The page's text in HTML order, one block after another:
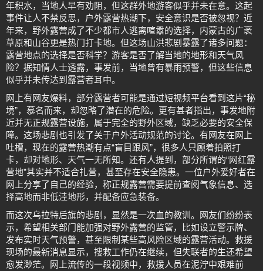
年积水，当地人早有劝阻，但这群外地游客似乎并未在意。这起
事件让人不禁反思，户外露营热潮下，安全意识是否被忽视？近
年来，野外露营成了不少都市人逃离喧嚣的选择，内蒙古的广袤
草原和山谷更是热门打卡地。但这场山洪悲剧暴露了诸多问题：
露营地点的选择是否科学？游客是否了解当地的地形和天气风
险？据知情人士透露，事发前，当地曾有暴雨预警，但这些信息
似乎并未传达到露营者耳中。
网上有网友爆料，部分露营者可能是通过短视频平台看到这片“秘
境”，慕名而来，却忽略了潜在的危险。更有甚者指出，事发地附
近并无正规露营设施，属于完全的野外区域，缺乏必要的安全保
障。这场悲剧也引发了关于户外活动规范的讨论。有网友在网上
吐槽，现在的露营热潮有点“盲目跟风”，很多人只顾着拍照打
卡，却对地形、天气一无所知。还有人提到，部分所谓的“网红露
营地”其实并不适合扎营，甚至存在安全隐患。一位户外爱好者在
网上分享了自己的经验，称正规露营需要提前查阅气象信息、选
择高地而非低洼地形，并配备应急装备。
而这次乌拉特后旗的悲剧，显然是一次血的教训。网友们纷纷表
示，希望相关部门能加强对野外露营的监管，比如设立警示牌、
发布实时天气预警，甚至限制某些高风险区域的露营活动。救援
现场的最新消息显示，搜救工作仍在继续，但失联者的生还希望
愈发渺茫。网上流传的一段视频中，救援人员在泥泞中艰难前